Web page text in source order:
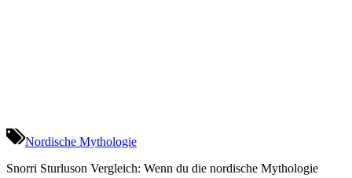
Nordische Mythologie
Snorri Sturluson Vergleich: Wenn du die nordische Mythologie